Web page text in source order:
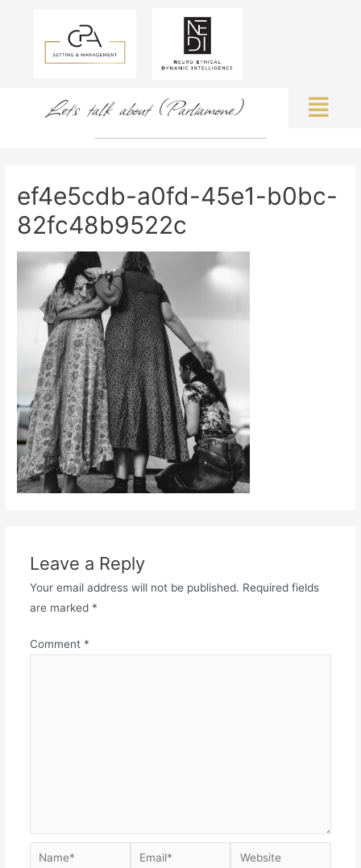
Let's talk about (Parliamone)
ef4e5cdb-a0fd-45e1-b0bc-
82fc48b9522c
Leave a Reply
Your email address will not be published. Required fields
are marked *
Comment *